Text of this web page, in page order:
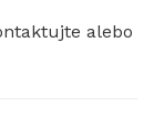
alebo